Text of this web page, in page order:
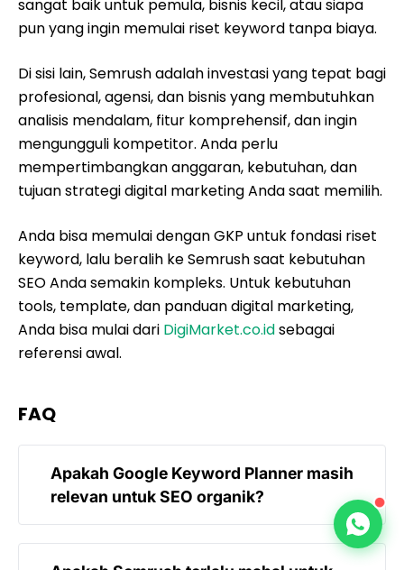
sangat baik untuk pemula, bisnis kecil, atau siapa
pun yang ingin memulai riset keyword tanpa biaya.
Di sisi lain, Semrush adalah investasi yang tepat bagi
profesional, agensi, dan bisnis yang membutuhkan
analisis mendalam, fitur komprehensif, dan ingin
mengungguli kompetitor. Anda perlu
mempertimbangkan anggaran, kebutuhan, dan
tujuan strategi digital marketing Anda saat memilih.
Anda bisa memulai dengan GKP untuk fondasi riset
keyword, lalu beralih ke Semrush saat kebutuhan
SEO Anda semakin kompleks. Untuk kebutuhan
tools, template, dan panduan digital marketing,
Anda bisa mulai dari DigiMarket.co.idsebagai
referensi awal.
FAQ
Apakah Google Keyword Planner masih
relevan untuk SEO organik?